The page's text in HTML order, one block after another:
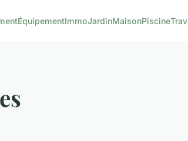
ÉquipementImmoJardinMaisonPiscine